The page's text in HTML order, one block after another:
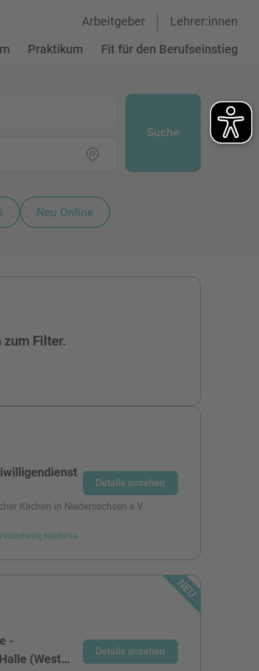
Praktikum Fit für den Berufseinstieg
Arbeitgeber Lehrer:innen
Suche
Neu Online
zum Filter.
Kirchen in Niedersachsen e.V.
Hildesheim, Niedersachsen
Details ansehen
-
(West…
Details ansehen